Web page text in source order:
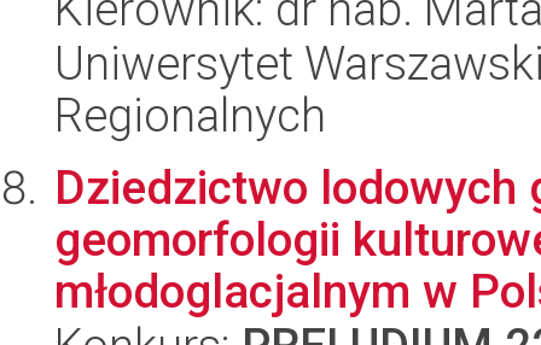
Uniwersytet
Regionalnych
Dziedzictwo lodowych
geomorfologii
młodoglacjalnym w